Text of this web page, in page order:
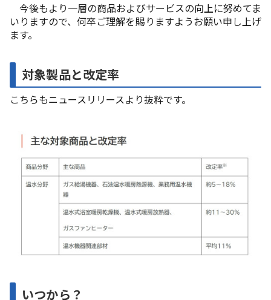
今後もより一層の商品およびサービスの向上に努めてま
いりますので、何卒ご理解を賜りますようお願い申し上げ
ます。
対象製品と改定率
こちらもニュースリリースより抜粋です。
いつから？